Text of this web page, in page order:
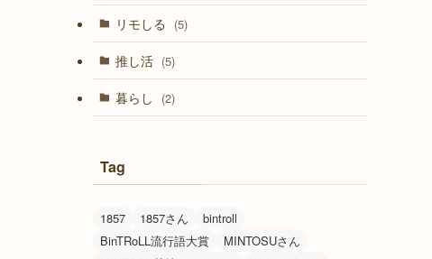
リモしる (5)
推し活 (5)
暮らし (2)
Tag
1857 1857さん
bintroll
BinTRoLL流行語大賞
MINTOSUさん